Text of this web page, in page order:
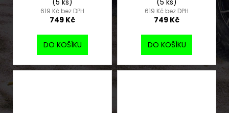
619 Kč bez DPH
749 Kč
DO KOŠÍKU
619 Kč bez DPH
749 Kč
DO KOŠÍKU